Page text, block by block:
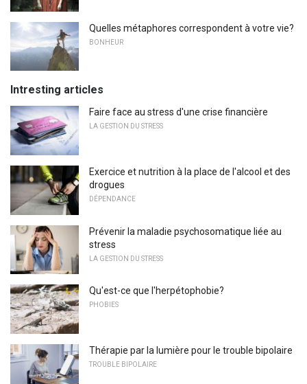
Quelles métaphores correspondent à votre vie?
BONHEUR
Intresting articles
Faire face au stress d'une crise financière
LA GESTION DU STRESS
Exercice et nutrition à la place de l'alcool et des
drogues
DÉPENDANCE
Prévenir la maladie psychosomatique liée au
stress
LA GESTION DU STRESS
Qu'est-ce que l'herpétophobie?
PHOBIES
Thérapie par la lumière pour le trouble bipolaire
TROUBLE BIPOLAIRE